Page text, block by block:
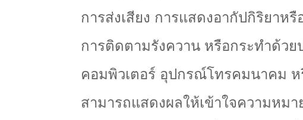
การส่งเสียง การแสดงอากัปกิริยาห
การติดตามรังควาน หรือกระทำด้วย
คอมพิวเตอร์ อุปกรณ์โทรคมนาคม
สามารถแสดงผลให้เข้าใจความหม